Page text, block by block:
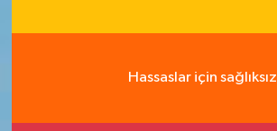
Hassaslar için sağlıksız